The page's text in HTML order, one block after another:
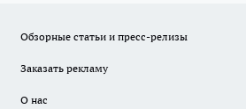
Обзорные статьи и пресс-релизы
Заказать рекламу
О нас